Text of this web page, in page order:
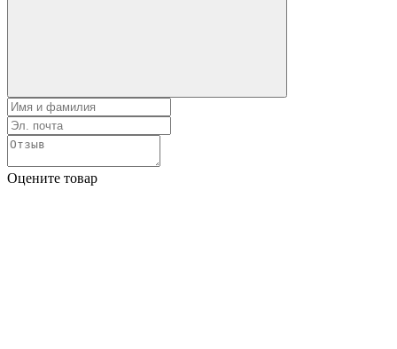
Оцените товар